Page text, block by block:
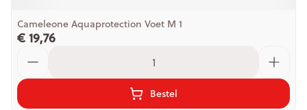
Cameleone Aquaprotection Voet M 1
€ 19,76
Bestel